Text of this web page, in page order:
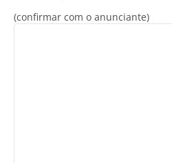
(confirmar com o anunciante)